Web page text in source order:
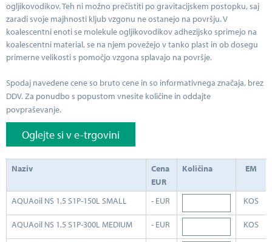
ogljikovodikov. Teh ni možno prečistiti po gravitacijskem postopku, saj
zaradi svoje majhnosti kljub vzgonu ne ostanejo na površju. V
koalescentni enoti se molekule ogljikovodikov adhezijsko sprimejo na
koalescentni material, se na njem povežejo v tanko plast in ob dosegu
primerne velikosti s pomočjo vzgona splavajo na površje.
Spodaj navedene cene so bruto cene in so informativnega značaja, brez
DDV. Za ponudbo s popustom vnesite količine in oddajte
povpraševanje.
Oglejte si v e-trgovini
Naziv
Cena
EUR
Količina EM
AQUAoil NS 1,5 S1P-150L SMALL - EUR KOS
AQUAoil NS 1,5 S1P-300L MEDIUM - EUR KOS